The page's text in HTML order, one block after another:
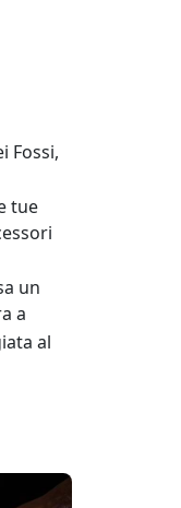
Fossi,
tue
un
a
al